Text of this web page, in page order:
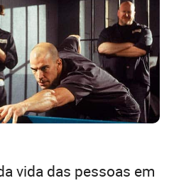
vida das pessoas em